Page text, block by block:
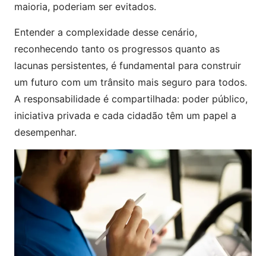
maioria, poderiam ser evitados.
Entender a complexidade desse cenário,
reconhecendo tanto os progressos quanto as
lacunas persistentes, é fundamental para construir
um futuro com um trânsito mais seguro para todos.
A responsabilidade é compartilhada: poder público,
iniciativa privada e cada cidadão têm um papel a
desempenhar.